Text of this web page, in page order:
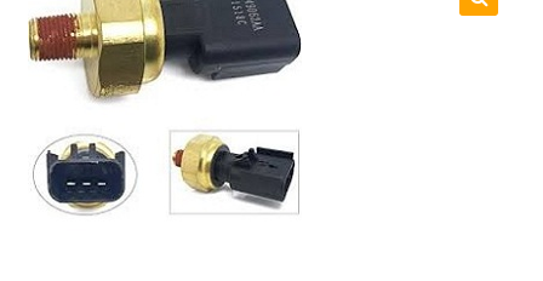
Coș
Cum comand ?
Despre Noi
Marci Comercializate